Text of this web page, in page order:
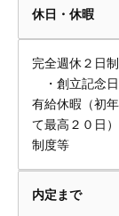
休日・休暇
完全週休２日
・創立記念日
有給休暇（初
て最高２０日
制度等
内定まで